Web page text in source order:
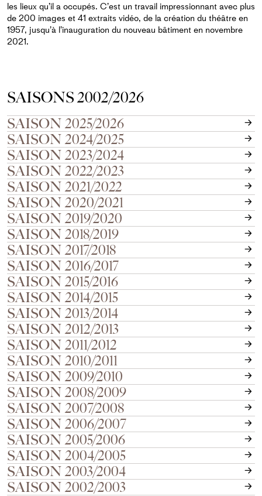
les lieux qu’il a occupés. C’est un travail impressionnant avec plus
de 200 images et 41 extraits vidéo, de la création du théâtre en
1957, jusqu’à l’inauguration du nouveau bâtiment en novembre
2021.
SAISONS 2002/2026
SAISON 2025/2026
SAISON 2024/2025
SAISON 2023/2024
SAISON 2022/2023
SAISON 2021/2022
SAISON 2020/2021
SAISON 2019/2020
SAISON 2018/2019
SAISON 2017/2018
SAISON 2016/2017
SAISON 2015/2016
SAISON 2014/2015
SAISON 2013/2014
SAISON 2012/2013
SAISON 2011/2012
SAISON 2010/2011
SAISON 2009/2010
SAISON 2008/2009
SAISON 2007/2008
SAISON 2006/2007
SAISON 2005/2006
SAISON 2004/2005
SAISON 2003/2004
SAISON 2002/2003